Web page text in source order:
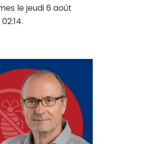
le jeudi 6 août